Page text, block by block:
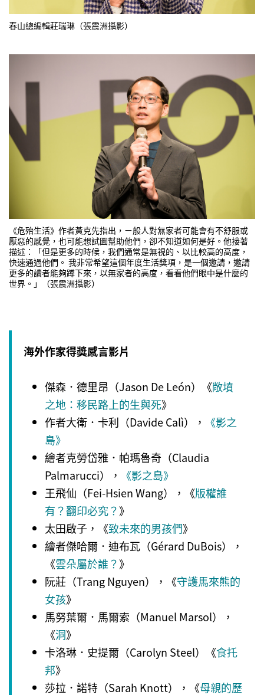
春山總編輯莊瑞琳（張震洲攝影）
《危殆生活》作者黃克先指出，ㄧ般人對無家者可能會有不舒服或
厭惡的感覺，也可能想試圖幫助他們，卻不知道如何是好。他接著
描述：「但是更多的時候，我們通常是無視的、以比較高的高度，
快速通過他們。 我非常希望這個年度生活獎項，是一個邀請，邀請
更多的讀者能夠蹲下來，以無家者的高度，看看他們眼中是什麼的
世界。」（張震洲攝影）
海外作家得獎感言影片
傑森．德里昂（Jason De León）《敞墳
之地：移民路上的生與死》
作者大衛．卡利（Davide Calì），
《影之
島》
繪者克勞岱雅．帕瑪魯奇（Claudia
Palmarucci），
《影之島》
王飛仙（Fei-Hsien Wang），《版權誰
有？翻印必究？》
太田啟子，《致未來的男孩們》
繪者傑哈爾．迪布瓦（Gérard DuBois），
《雲朵屬於誰？》
阮莊（Trang Nguyen），《守護馬來熊的
女孩》
馬努葉爾．馬爾索（Manuel Marsol），
《洞》
卡洛琳．史提爾（Carolyn Steel）《食托
邦》
莎拉．諾特（Sarah Knott），《母親的歷